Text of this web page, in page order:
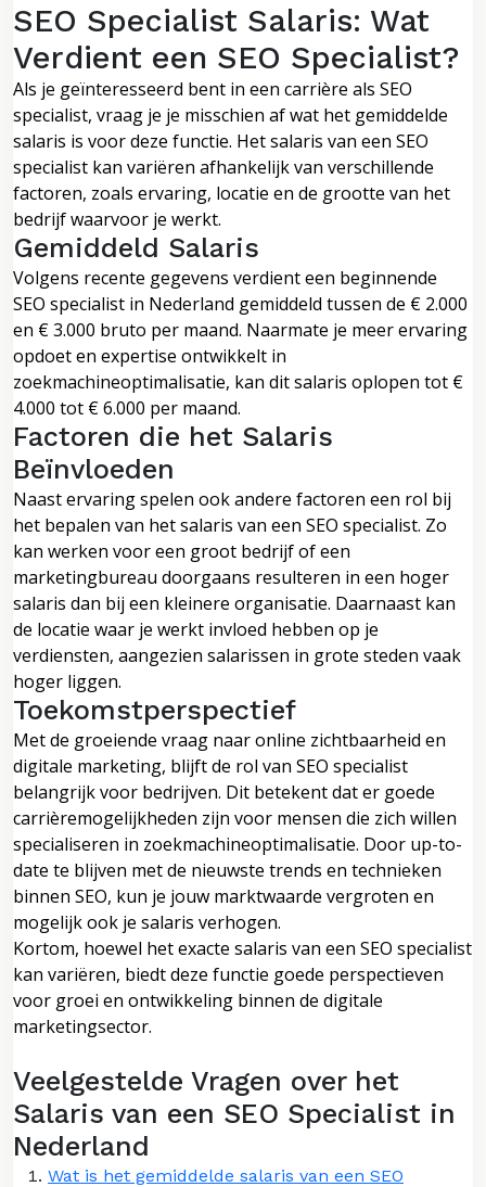
SEO Specialist Salaris: Wat
Verdient een SEO Specialist?
Als je geïnteresseerd bent in een carrière als SEO
specialist, vraag je je misschien af wat het gemiddelde
salaris is voor deze functie. Het salaris van een SEO
specialist kan variëren afhankelijk van verschillende
factoren, zoals ervaring, locatie en de grootte van het
bedrijf waarvoor je werkt.
Gemiddeld Salaris
Volgens recente gegevens verdient een beginnende
SEO specialist in Nederland gemiddeld tussen de € 2.000
en € 3.000 bruto per maand. Naarmate je meer ervaring
opdoet en expertise ontwikkelt in
zoekmachineoptimalisatie, kan dit salaris oplopen tot €
4.000 tot € 6.000 per maand.
Factoren die het Salaris
Beïnvloeden
Naast ervaring spelen ook andere factoren een rol bij
het bepalen van het salaris van een SEO specialist. Zo
kan werken voor een groot bedrijf of een
marketingbureau doorgaans resulteren in een hoger
salaris dan bij een kleinere organisatie. Daarnaast kan
de locatie waar je werkt invloed hebben op je
verdiensten, aangezien salarissen in grote steden vaak
hoger liggen.
Toekomstperspectief
Met de groeiende vraag naar online zichtbaarheid en
digitale marketing, blijft de rol van SEO specialist
belangrijk voor bedrijven. Dit betekent dat er goede
carrièremogelijkheden zijn voor mensen die zich willen
specialiseren in zoekmachineoptimalisatie. Door up-to-
date te blijven met de nieuwste trends en technieken
binnen SEO, kun je jouw marktwaarde vergroten en
mogelijk ook je salaris verhogen.
Kortom, hoewel het exacte salaris van een SEO specialist
kan variëren, biedt deze functie goede perspectieven
voor groei en ontwikkeling binnen de digitale
marketingsector.
Veelgestelde Vragen over het
Salaris van een SEO Specialist in
Nederland
Wat is het gemiddelde salaris van een SEO